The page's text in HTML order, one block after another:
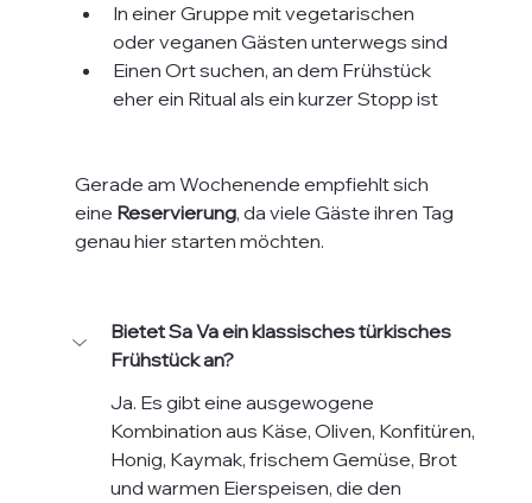
In einer Gruppe mit vegetarischen
oder veganen Gästen unterwegs sind
Einen Ort suchen, an dem Frühstück
eher ein Ritual als ein kurzer Stopp ist
Gerade am Wochenende empfiehlt sich
eine Reservierung, da viele Gäste ihren Tag
genau hier starten möchten.
Bietet Sa Va ein klassisches türkisches
Frühstück an?
Ja. Es gibt eine ausgewogene
Kombination aus Käse, Oliven, Konfitüren,
Honig, Kaymak, frischem Gemüse, Brot
und warmen Eierspeisen, die den